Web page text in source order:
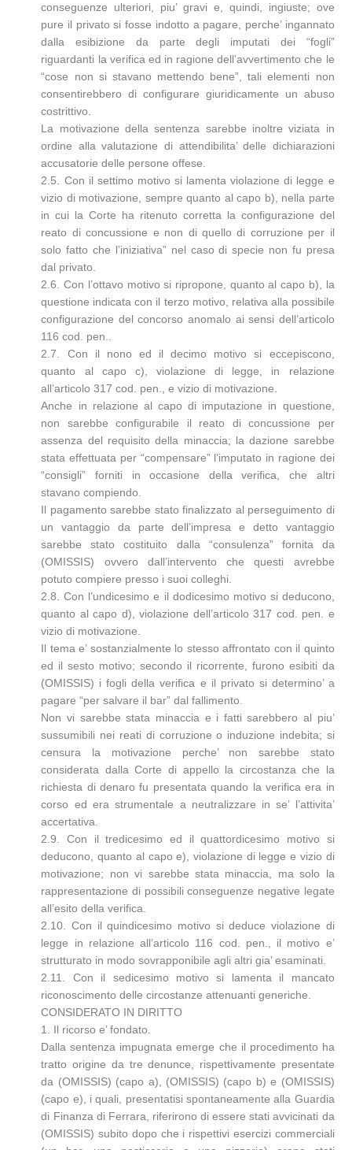
conseguenze ulteriori, piu’ gravi e, quindi, ingiuste; ove
pure il privato si fosse indotto a pagare, perche’ ingannato
dalla esibizione da parte degli imputati dei “fogli”
riguardanti la verifica ed in ragione dell’avvertimento che le
“cose non si stavano mettendo bene”, tali elementi non
consentirebbero di configurare giuridicamente un abuso
costrittivo.
La motivazione della sentenza sarebbe inoltre viziata in
ordine alla valutazione di attendibilita’ delle dichiarazioni
accusatorie delle persone offese.
2.5. Con il settimo motivo si lamenta violazione di legge e
vizio di motivazione, sempre quanto al capo b), nella parte
in cui la Corte ha ritenuto corretta la configurazione del
reato di concussione e non di quello di corruzione per il
solo fatto che l’iniziativa” nel caso di specie non fu presa
dal privato.
2.6. Con l’ottavo motivo si ripropone, quanto al capo b), la
questione indicata con il terzo motivo, relativa alla possibile
configurazione del concorso anomalo ai sensi dell’articolo
116 cod. pen..
2.7. Con il nono ed il decimo motivo si eccepiscono,
quanto al capo c), violazione di legge, in relazione
all’articolo 317 cod. pen., e vizio di motivazione.
Anche in relazione al capo di imputazione in questione,
non sarebbe configurabile il reato di concussione per
assenza del requisito della minaccia; la dazione sarebbe
stata effettuata per “compensare” l’imputato in ragione dei
“consigli” forniti in occasione della verifica, che altri
stavano compiendo.
Il pagamento sarebbe stato finalizzato al perseguimento di
un vantaggio da parte dell’impresa e detto vantaggio
sarebbe stato costituito dalla “consulenza” fornita da
(OMISSIS) ovvero dall’intervento che questi avrebbe
potuto compiere presso i suoi colleghi.
2.8. Con l’undicesimo e il dodicesimo motivo si deducono,
quanto al capo d), violazione dell’articolo 317 cod. pen. e
vizio di motivazione.
Il tema e’ sostanzialmente lo stesso affrontato con il quinto
ed il sesto motivo; secondo il ricorrente, furono esibiti da
(OMISSIS) i fogli della verifica e il privato si determino’ a
pagare “per salvare il bar” dal fallimento.
Non vi sarebbe stata minaccia e i fatti sarebbero al piu’
sussumibili nei reati di corruzione o induzione indebita; si
censura la motivazione perche’ non sarebbe stato
considerata dalla Corte di appello la circostanza che la
richiesta di denaro fu presentata quando la verifica era in
corso ed era strumentale a neutralizzare in se’ l’attivita’
accertativa.
2.9. Con il tredicesimo ed il quattordicesimo motivo si
deducono, quanto al capo e), violazione di legge e vizio di
motivazione; non vi sarebbe stata minaccia, ma solo la
rappresentazione di possibili conseguenze negative legate
all’esito della verifica.
2.10. Con il quindicesimo motivo si deduce violazione di
legge in relazione all’articolo 116 cod. pen., il motivo e’
strutturato in modo sovrapponibile agli altri gia’ esaminati.
2.11. Con il sedicesimo motivo si lamenta il mancato
riconoscimento delle circostanze attenuanti generiche.
CONSIDERATO IN DIRITTO
1. Il ricorso e’ fondato.
Dalla sentenza impugnata emerge che il procedimento ha
tratto origine da tre denunce, rispettivamente presentate
da (OMISSIS) (capo a), (OMISSIS) (capo b) e (OMISSIS)
(capo e), i quali, presentatisi spontaneamente alla Guardia
di Finanza di Ferrara, riferirono di essere stati avvicinati da
(OMISSIS) subito dopo che i rispettivi esercizi commerciali